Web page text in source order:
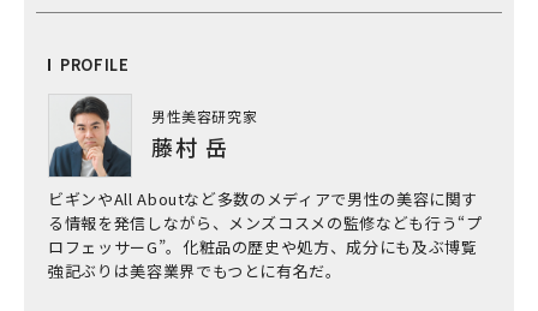
PROFILE
男性美容研究家
藤村 岳
ビギンやAll Aboutなど多数のメディアで男性の美容に関す
る情報を発信しながら、メンズコスメの監修なども行う“プ
ロフェッサーG”。化粧品の歴史や処方、成分にも及ぶ博覧
強記ぶりは美容業界でもつとに有名だ。